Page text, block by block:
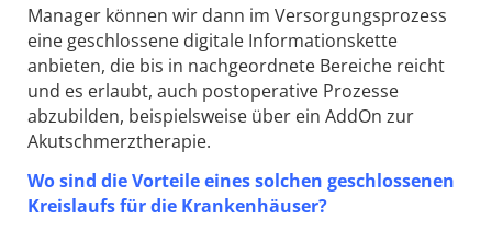
Manager können wir dann im Versorgungsprozess
eine geschlossene digitale Informationskette
anbieten, die bis in nachgeordnete Bereiche reicht
und es erlaubt, auch postoperative Prozesse
abzubilden, beispielsweise über ein AddOn zur
Akutschmerztherapie.
Wo sind die Vorteile eines solchen geschlossenen
Kreislaufs für die Krankenhäuser?